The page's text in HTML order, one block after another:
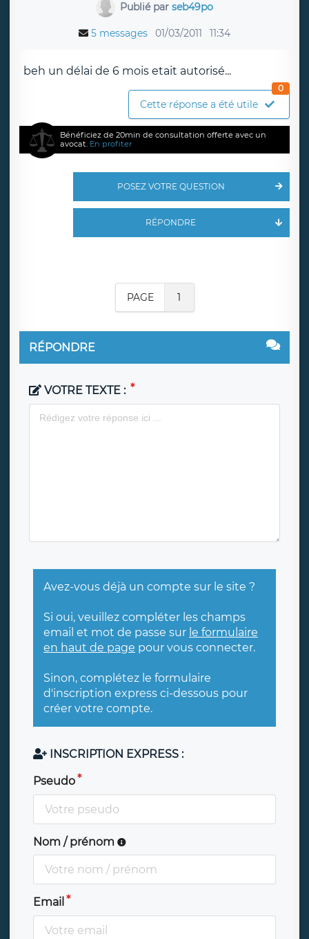
Publié parseb49po
5 messages 01/03/2011 11:34
beh un délai de 6 mois etait autorisé...
Cette réponse a été utile
0
Bénéficiez de 20min de consultation offerte avec un
avocat. En profiter
POSEZ VOTRE QUESTION
RÉPONDRE
PAGE 1
RÉPONDRE
VOTRE TEXTE :
Avez-vous déjà un compte sur le site ?
Si oui, veuillez compléter les champs
email et mot de passe sur le formulaire
en haut de page pour vous connecter.
Sinon, complétez le formulaire
d'inscription express ci-dessous pour
créer votre compte.
INSCRIPTION EXPRESS :
Pseudo
Nom / prénom
Email